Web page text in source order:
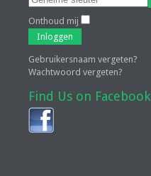
Onthoud mij
Inloggen
Gebruikersnaam vergeten?
Wachtwoord vergeten?
Find Us on Facebook